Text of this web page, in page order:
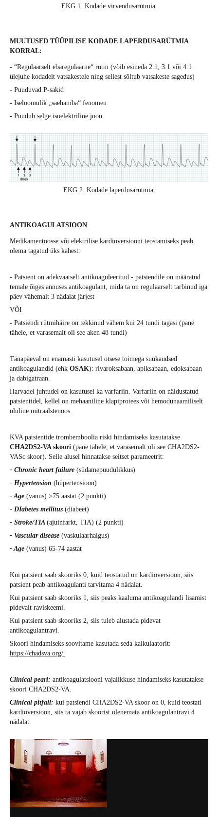
EKG 1. Kodade virvendusarütmia.
MUUTUSED TÜÜPILISE KODADE LAPERDUSARÜTMIA
KORRAL:
- “Regulaarselt ebaregulaarne“ rütm (võib esineda 2:1, 3:1 või 4:1
ülejuhe kodadelt vatsakestele ning sellest sõltub vatsakeste sagedus)
- Puuduvad P-sakid
- Iseloomulik „saehamba“ fenomen
- Puudub selge isoelektriline joon
EKG 2. Kodade laperdusarütmia.
ANTIKOAGULATSIOON
Medikamentoosse või elektrilise kardioversiooni teostamiseks peab
olema tagatud üks kahest:
- Patsient on adekvaatselt antikoaguleeritud - patsiendile on määratud
temale õiges annuses antikoagulant, mida ta on regulaarselt tarbinud iga
päev vähemalt 3 nädalat järjest
VÕI
- Patsiendi rütmihäire on tekkinud vähem kui 24 tundi tagasi (pane
tähele, et varasemalt oli see aken 48 tundi)
Tänapäeval on enamasti kasutusel otsese toimega suukaudsed
antikoagulandid (ehk OSAK): rivaroksabaan, apiksabaan, edoksabaan
ja dabigatraan.
Harvadel juhtudel on kasutusel ka varfariin. Varfariin on näidustatud
patsientidel, kellel on mehaaniline klapiprotees või hemodünaamiliselt
oluline mitraalstenoos.
KVA patsientide trombemboolia riski hindamiseks kasutatakse
CHA2DS2-VA skoori (pane tähele, et varasemalt oli see CHA2DS2-
VASc skoor). Selle alusel hinnatakse seitset parameetrit:
- Chronic heart failure (südamepuudulikkus)
- Hypertension (hüpertensioon)
- Age (vanus) >75 aastat (2 punkti)
- DIabetes mellitus (diabeet)
- Stroke/TIA (ajuinfarkt, TIA) (2 punkti)
- Vascular disease (vaskulaarhaigus)
- Age (vanus) 65-74 aastat
Kui patsient saab skooriks 0, kuid teostatud on kardioversioon, siis
patsient peab antikoagulanti tarvitama 4 nädalat.
Kui patsient saab skooriks 1, siis peaks kaaluma antikoagulandi lisamist
pidevalt raviskeemi.
Kui patsient saab skooriks 2, siis tuleb alustada pidevat
antikoagulantravi.
Skoori hindamiseks soovitame kasutada seda kalkulaatorit:
https://chadsva.org/
Clinical pearl: antikoagulatsiooni vajalikkuse hindamiseks kasutatakse
skoori CHA2DS2-VA.
Clinical pitfall: kui patsiendi CHA2DS2-VA skoor on 0, kuid teostati
kardioversioon, siis ta vajab skoorist olenemata antikoagulantravi 4
nädalat.